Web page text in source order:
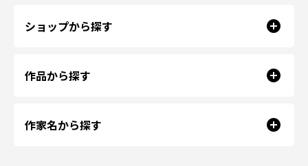
ショップから探す
作品から探す
作家名から探す